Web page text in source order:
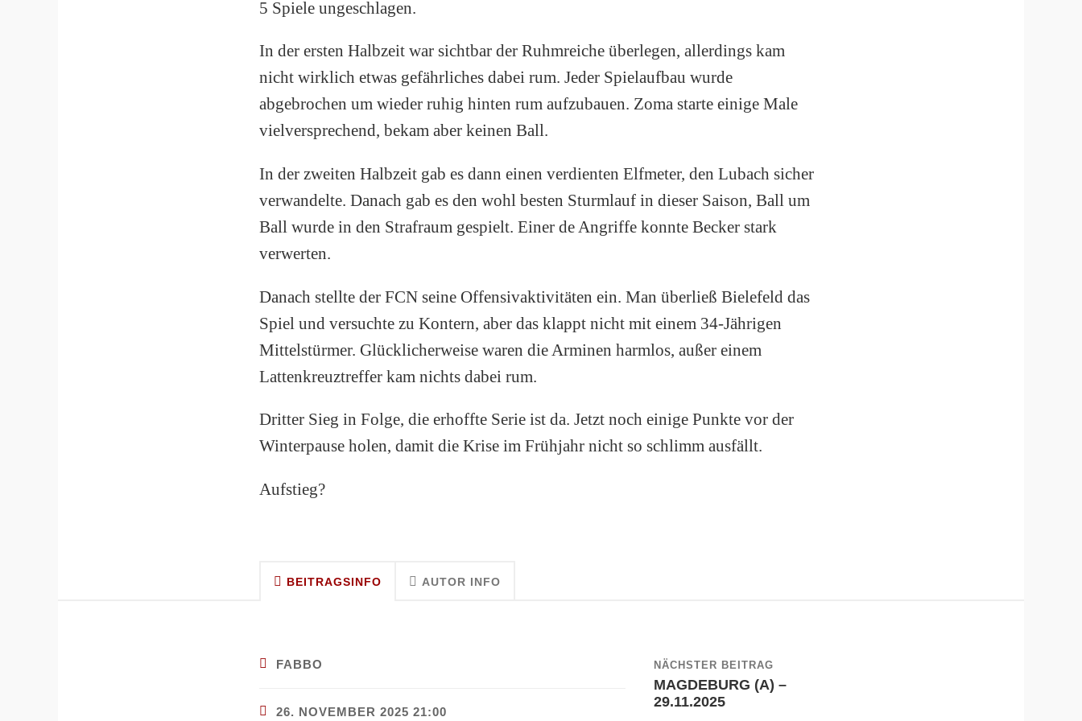
5 Spiele ungeschlagen.
In der ersten Halbzeit war sichtbar der Ruhmreiche überlegen, allerdings kam
nicht wirklich etwas gefährliches dabei rum. Jeder Spielaufbau wurde
abgebrochen um wieder ruhig hinten rum aufzubauen. Zoma starte einige Male
vielversprechend, bekam aber keinen Ball.
In der zweiten Halbzeit gab es dann einen verdienten Elfmeter, den Lubach sicher
verwandelte. Danach gab es den wohl besten Sturmlauf in dieser Saison, Ball um
Ball wurde in den Strafraum gespielt. Einer de Angriffe konnte Becker stark
verwerten.
Danach stellte der FCN seine Offensivaktivitäten ein. Man überließ Bielefeld das
Spiel und versuchte zu Kontern, aber das klappt nicht mit einem 34-Jährigen
Mittelstürmer. Glücklicherweise waren die Arminen harmlos, außer einem
Lattenkreuztreffer kam nichts dabei rum.
Dritter Sieg in Folge, die erhoffte Serie ist da. Jetzt noch einige Punkte vor der
Winterpause holen, damit die Krise im Frühjahr nicht so schlimm ausfällt.
Aufstieg?
BEITRAGSINFO AUTOR INFO
FABBO
26. NOVEMBER 2025 21:00
NÄCHSTER BEITRAG
MAGDEBURG (A) –
29.11.2025